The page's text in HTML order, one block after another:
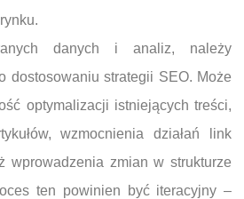
danych i analiz, należy
dostosowaniu strategii SEO. Może
optymalizacji istniejących treści,
wzmocnienia działań link
wprowadzenia zmian w strukturze
ten powinien być iteracyjny –